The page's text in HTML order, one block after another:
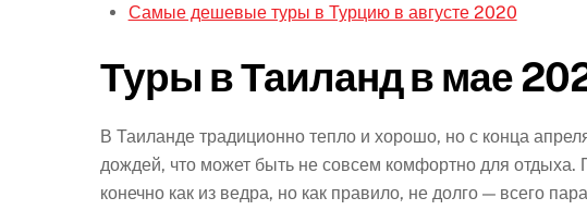
Самые дешевые туры в Турцию в августе 2020
Туры в Таиланд в мае
В Таиланде традиционно тепло и хорошо, но с конца
дождей, что может быть не совсем комфортно для отдыха.
конечно как из ведра, но как правило, не долго — всего